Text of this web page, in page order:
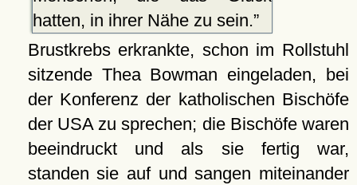
hatten, in ihrer Nähe zu sein.
Brustkrebs erkrankte, schon im Rollstuhl
sitzende Thea Bowman eingeladen, bei
der Konferenz der katholischen Bischöfe
der USA zu sprechen; die Bischöfe waren
beeindruckt und als sie fertig war,
standen sie auf und sangen miteinander